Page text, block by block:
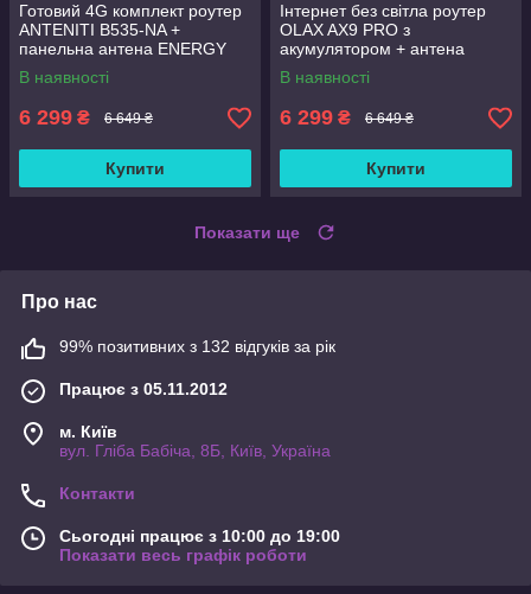
Готовий 4G комплект роутер
ANTENITI B535-NA +
панельна антена ENERGY
MIMO 2×24 дБ
В наявності
6 299 ₴ 6 649 ₴
Купити
Інтернет без світла роутер
OLAX AX9 PRO з
акумулятором + антена
Energy 24 дБ (1700-2700
мГц)
В наявності
6 299 ₴ 6 649 ₴
Купити
Показати ще
Про нас
99% позитивних з 132 відгуків за рік
Працює з 05.11.2012
м. Київ
вул. Гліба Бабіча, 8Б, Київ, Україна
Контакти
Сьогодні працює з 10:00 до 19:00
Показати весь графік роботи